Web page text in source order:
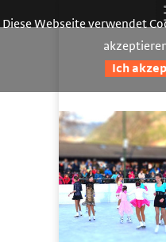
Diese Webseite verwendet
Ich